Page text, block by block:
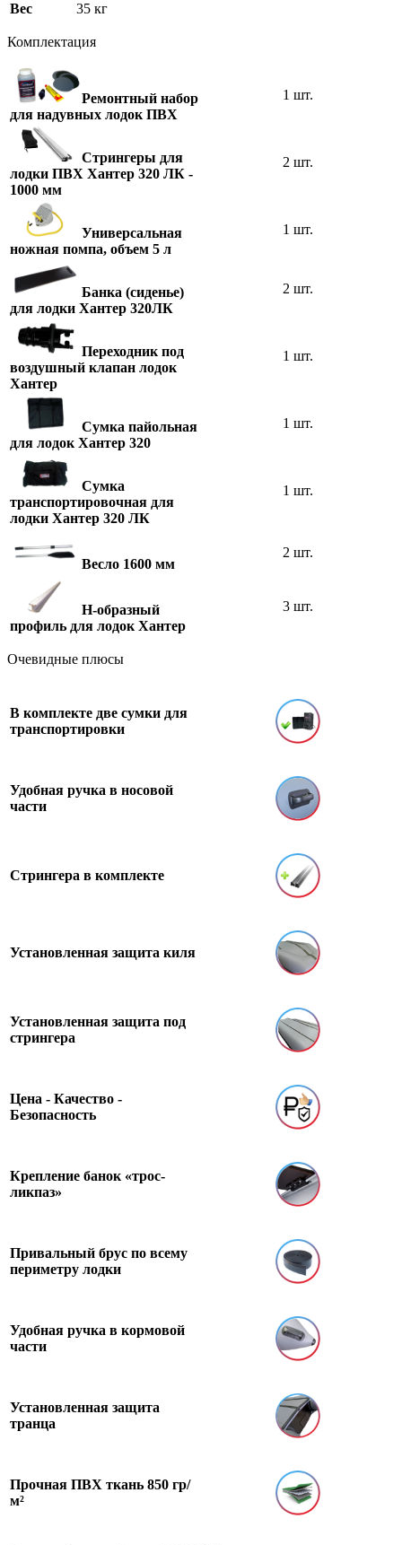
Вес 35 кг
Комплектация
Ремонтный набор
для надувных лодок ПВХ
1 шт.
Стрингеры для
лодки ПВХ Хантер 320 ЛК -
1000 мм
2 шт.
Универсальная
ножная помпа, объем 5 л
1 шт.
Банка (сиденье)
для лодки Хантер 320ЛК
2 шт.
Переходник под
воздушный клапан лодок
Хантер
1 шт.
Сумка пайольная
для лодок Хантер 320
1 шт.
Сумка
транспортировочная для
лодки Хантер 320 ЛК
1 шт.
Весло 1600 мм
2 шт.
H-образный
профиль для лодок Хантер
3 шт.
Очевидные плюсы
В комплекте две сумки для
транспортировки
Удобная ручка в носовой
части
Стрингера в комплекте
Установленная защита киля
Установленная защита под
стрингера
Цена - Качество -
Безопасность
Крепление банок «трос-
ликпаз»
Привальный брус по всему
периметру лодки
Удобная ручка в кормовой
части
Установленная защита
транца
Прочная ПВХ ткань 850 гр/
м²